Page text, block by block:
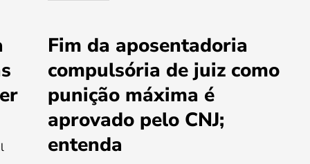
Fim da aposentadoria
compulsória de juiz como
punição máxima é
aprovado pelo CNJ;
entenda